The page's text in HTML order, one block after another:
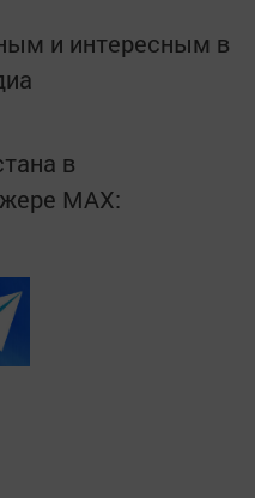
и интересным в
в
MАХ: